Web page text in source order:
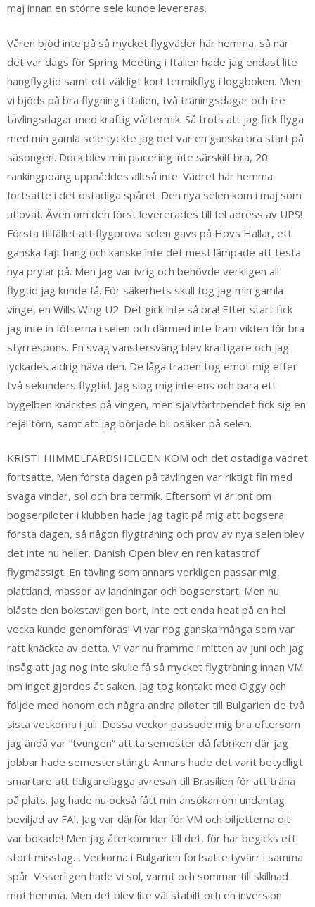
maj innan en större sele kunde levereras.
Våren bjöd inte på så mycket flygväder här hemma, så när
det var dags för Spring Meeting i Italien hade jag endast lite
hangflygtid samt ett väldigt kort termikflyg i loggboken. Men
vi bjöds på bra flygning i Italien, två träningsdagar och tre
tävlingsdagar med kraftig vårtermik. Så trots att jag fick flyga
med min gamla sele tyckte jag det var en ganska bra start på
säsongen. Dock blev min placering inte särskilt bra, 20
rankingpoäng uppnåddes alltså inte. Vädret här hemma
fortsatte i det ostadiga spåret. Den nya selen kom i maj som
utlovat. Även om den först levererades till fel adress av UPS!
Första tillfället att flygprova selen gavs på Hovs Hallar, ett
ganska tajt hang och kanske inte det mest lämpade att testa
nya prylar på. Men jag var ivrig och behövde verkligen all
flygtid jag kunde få. För säkerhets skull tog jag min gamla
vinge, en Wills Wing U2. Det gick inte så bra! Efter start fick
jag inte in fötterna i selen och därmed inte fram vikten för bra
styrrespons. En svag vänstersväng blev kraftigare och jag
lyckades aldrig häva den. De låga träden tog emot mig efter
två sekunders flygtid. Jag slog mig inte ens och bara ett
bygelben knäcktes på vingen, men självförtroendet fick sig en
rejäl törn, samt att jag började bli osäker på selen.
KRISTI HIMMELFÄRDSHELGEN KOM och det ostadiga vädret
fortsatte. Men första dagen på tävlingen var riktigt fin med
svaga vindar, sol och bra termik. Eftersom vi är ont om
bogserpiloter i klubben hade jag tagit på mig att bogsera
första dagen, så någon flygträning och prov av nya selen blev
det inte nu heller. Danish Open blev en ren katastrof
flygmässigt. En tävling som annars verkligen passar mig,
plattland, massor av landningar och bogserstart. Men nu
blåste den bokstavligen bort, inte ett enda heat på en hel
vecka kunde genomföras! Vi var nog ganska många som var
rätt knäckta av detta. Vi var nu framme i mitten av juni och jag
insåg att jag nog inte skulle få så mycket flygträning innan VM
om inget gjordes åt saken. Jag tog kontakt med Oggy och
följde med honom och några andra piloter till Bulgarien de två
sista veckorna i juli. Dessa veckor passade mig bra eftersom
jag ändå var ”tvungen” att ta semester då fabriken där jag
jobbar hade semesterstängt. Annars hade det varit betydligt
smartare att tidigarelägga avresan till Brasilien för att träna
på plats. Jag hade nu också fått min ansökan om undantag
beviljad av FAI. Jag var därför klar för VM och biljetterna dit
var bokade! Men jag återkommer till det, för här begicks ett
stort misstag… Veckorna i Bulgarien fortsatte tyvärr i samma
spår. Visserligen hade vi sol, varmt och sommar till skillnad
mot hemma. Men det blev lite väl stabilt och en inversion